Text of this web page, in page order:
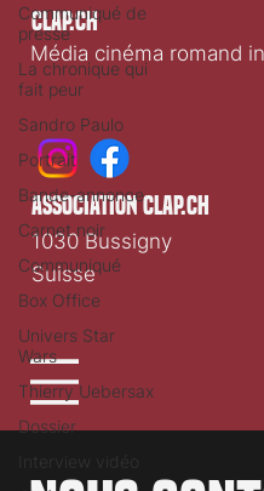
Communiqué de
presse
La chronique qui
fait peur
Sandro Paulo
Portrait
Bande-annonce
Carnet noir
Communiqué
Box Office
Univers Star
Wars
Thierry Uebersax
Dossier
Interview vidéo
Clap.ch
Média cinéma romand
association clap.ch
1030 Bussigny
Suisse